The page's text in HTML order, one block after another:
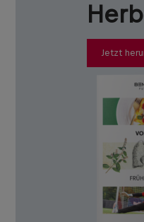
Jetzt